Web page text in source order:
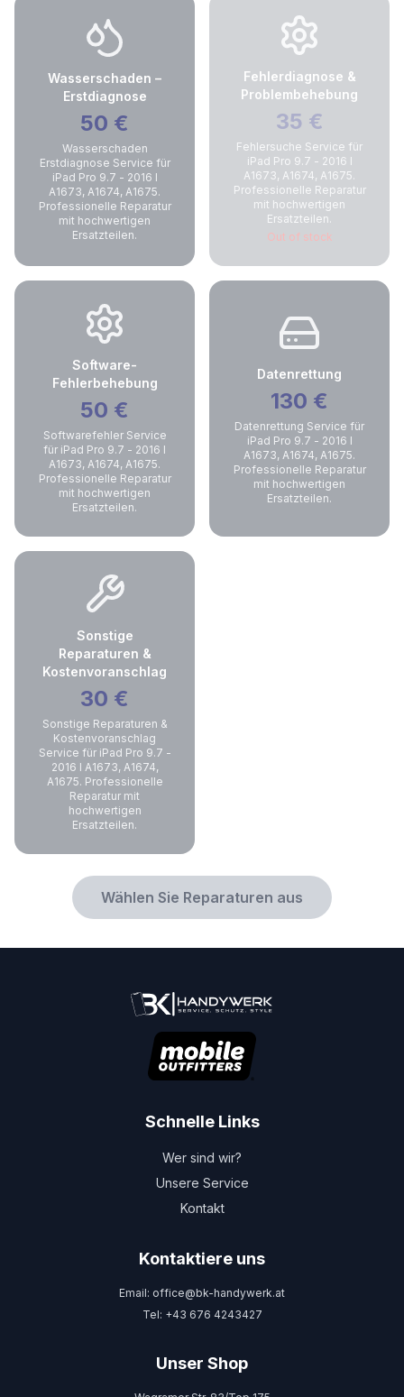
Wasserschaden –
Erstdiagnose
50 €
Wasserschaden
Erstdiagnose Service für
iPad Pro 9.7 - 2016 I
A1673, A1674, A1675.
Professionelle Reparatur
mit hochwertigen
Ersatzteilen.
Fehlerdiagnose &
Problembehebung
35 €
Fehlersuche Service für
iPad Pro 9.7 - 2016 I
A1673, A1674, A1675.
Professionelle Reparatur
mit hochwertigen
Ersatzteilen.
Out of stock
Software-
Fehlerbehebung
50 €
Softwarefehler Service
für iPad Pro 9.7 - 2016 I
A1673, A1674, A1675.
Professionelle Reparatur
mit hochwertigen
Ersatzteilen.
Datenrettung
130 €
Datenrettung Service für
iPad Pro 9.7 - 2016 I
A1673, A1674, A1675.
Professionelle Reparatur
mit hochwertigen
Ersatzteilen.
Sonstige
Reparaturen &
Kostenvoranschlag
30 €
Sonstige Reparaturen &
Kostenvoranschlag
Service für iPad Pro 9.7 -
2016 I A1673, A1674,
A1675. Professionelle
Reparatur mit
hochwertigen
Ersatzteilen.
Wählen Sie Reparaturen aus
Schnelle Links
Wer sind wir?
Unsere Service
Kontakt
Kontaktiere uns
Email: office@bk-handywerk.at
Tel: +43 676 4243427
Unser Shop